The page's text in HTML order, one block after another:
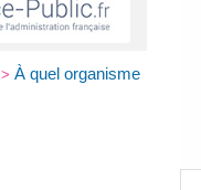
> À quel organisme